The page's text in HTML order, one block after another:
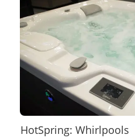
HotSpring: Whirlpools